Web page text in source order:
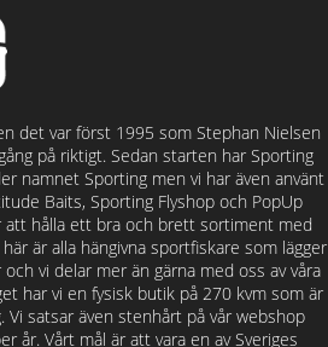
det var först 1995 som Stephan Nielsen
på riktigt. Sedan starten har Sporting
namnet Sporting men vi har även använt
Baits, Sporting Flyshop och PopUp
att hålla ett bra och brett sortiment med
är alla hängivna sportfiskare som lägger
vi delar mer än gärna med oss av våra
har vi en fysisk butik på 270 kvm som är
satsar även stenhårt på vår webshop
år. Vårt mål är att vara en av Sveriges